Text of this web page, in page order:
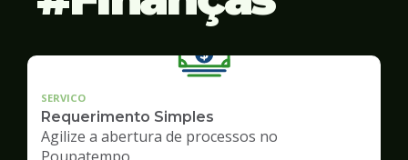
SERVICO
Requerimento Simples
Agilize a abertura de processos no